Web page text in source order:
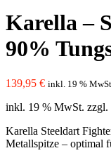
Karella –
90%
139,95 € inkl. 19 % MwSt.
inkl. 19 % MwSt. zzgl.
Karella Steeldart
Metallspitze – optimal